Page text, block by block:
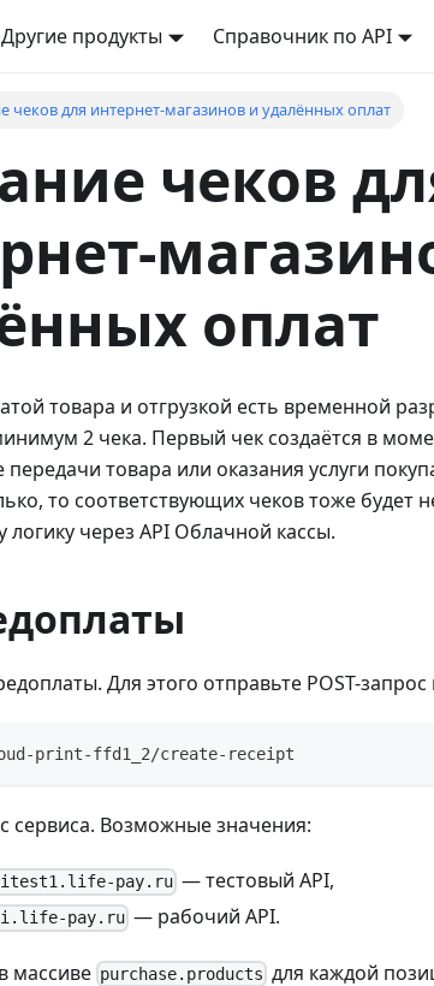
Другие продукты Справочник по API
чеков для интернет-магазинов и удалённых оплат
чеков
оплат
товара и отгрузкой есть временной
2 чека. Первый чек создаётся в
товара или оказания услуги
то соответствующих чеков тоже будет
логику через API Облачной кассы.
Для этого отправьте POST-запрос
print-ffd1_2/create-receipt
сервиса. Возможные значения:
pay.ru — тестовый API,
pay.ru — рабочий API.
массиве purchase.products для каждой